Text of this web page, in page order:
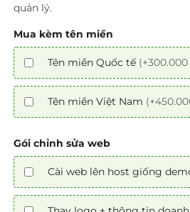
quản lý.
Mua kèm tên miền
Tên miền Quốc tế (+300.000
Tên miền Việt Nam
Gói chỉnh sửa web
Cài web lên host giống